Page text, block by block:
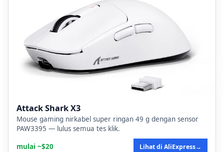
Attack Shark X3
Mouse gaming nirkabel super ringan 49 g dengan sensor
PAW3395 — lulus semua tes klik.
mulai ~$20
Lihat di AliExpress→